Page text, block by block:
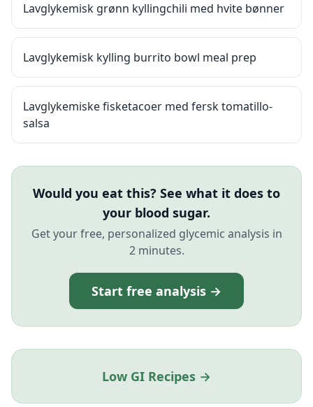
Lavglykemisk grønn kyllingchili med hvite bønner
Lavglykemisk kylling burrito bowl meal prep
Lavglykemiske fisketacoer med fersk tomatillo-
salsa
Would you eat this? See what it does to
your blood sugar.
Get your free, personalized glycemic analysis in
2 minutes.
Start free analysis →
Low GI Recipes →